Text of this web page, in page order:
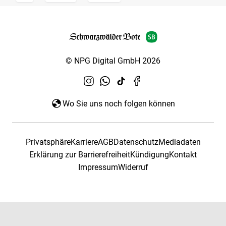
© NPG Digital GmbH 2026
Wo Sie uns noch folgen können
PrivatsphäreKarriereAGBDatenschutzMediadaten
Erklärung zur BarrierefreiheitKündigungKontakt
ImpressumWiderruf